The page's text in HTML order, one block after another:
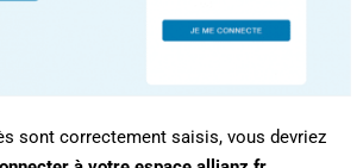
sont correctement saisis, vous devriez